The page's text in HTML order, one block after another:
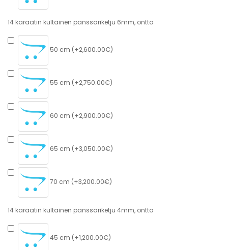
14 karaatin kultainen panssariketju 6mm, ontto
50 cm (+2,600.00€)
55 cm (+2,750.00€)
60 cm (+2,900.00€)
65 cm (+3,050.00€)
70 cm (+3,200.00€)
14 karaatin kultainen panssariketju 4mm, ontto
45 cm (+1,200.00€)